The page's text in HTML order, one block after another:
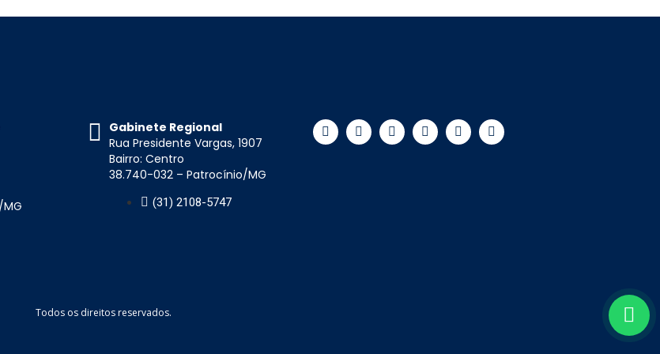
Gabinete Regional
Rua Presidente Vargas, 1907
Bairro: Centro
38.740-032 – Patrocínio/MG
(31) 2108-5747
Todos os direitos reservados.